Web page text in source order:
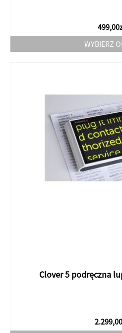
499,00
WYBIERZ
na
Clover 5 podręczna
2.299,00